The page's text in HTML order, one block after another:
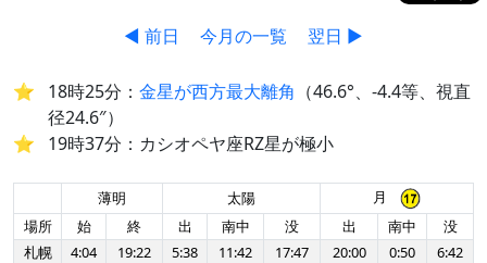
◀ 前日 今月の一覧 翌日 ▶
18時25分： 金星が西方最大離角 （46.6°、-4.4等、視直
径24.6″）
19時37分：カシオペヤ座RZ星が極小
薄明 太陽
月
場所
始 終 出 南中 没 出 南中
没
札幌
4:04 19:22 5:38 11:42 17:47 20:00 0:50
6:42